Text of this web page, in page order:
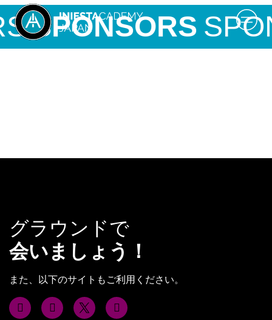
SPONSORS
グラウンドで
会いましょう！
また、以下のサイトもご利用ください。